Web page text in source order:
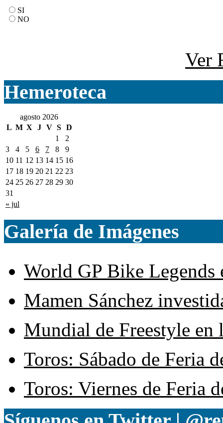
SI
NO
Ver
Hemeroteca
agosto 2026
L M X J V S D
« jul
1
2
3
4 5 6 7 8
9
10 11 12 13 14 15 16
17 18 19 20 21 22 23
24 25 26 27 28 29 30
31
Galería de Imágenes
World GP Bike Legends
Mamen Sánchez
Mundial de Freestyle en
Toros: Sábado de Feria
Toros: Viernes de Feria